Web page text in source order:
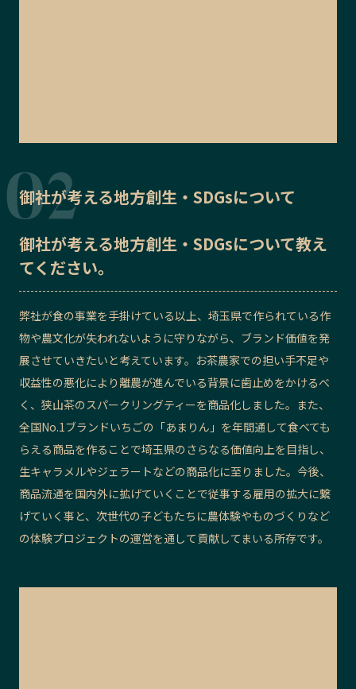
御社が考える地方創生・SDGsについて
御社が考える地方創生・SDGsについて教え
てください。
弊社が食の事業を手掛けている以上、埼玉県で作られている作
物や農文化が失われないように守りながら、ブランド価値を発
展させていきたいと考えています。お茶農家での担い手不足や
収益性の悪化により離農が進んでいる背景に歯止めをかけるべ
く、狭山茶のスパークリングティーを商品化しました。また、
全国No.1ブランドいちごの「あまりん」を年間通して食べても
らえる商品を作ることで埼玉県のさらなる価値向上を目指し、
生キャラメルやジェラートなどの商品化に至りました。今後、
商品流通を国内外に拡げていくことで従事する雇用の拡大に繋
げていく事と、次世代の子どもたちに農体験やものづくりなど
の体験プロジェクトの運営を通して貢献してまいる所存です。